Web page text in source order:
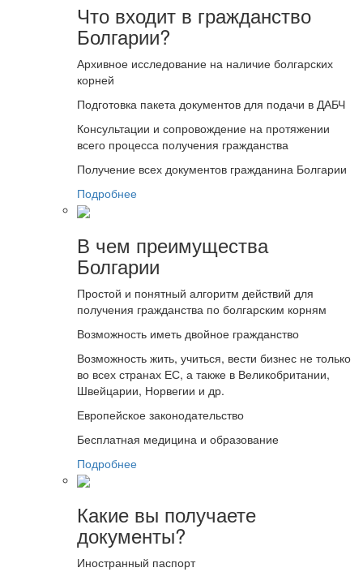
Что входит в гражданство
Болгарии?
Архивное исследование на наличие болгарских
корней
Подготовка пакета документов для подачи в ДАБЧ
Консультации и сопровождение на протяжении
всего процесса получения гражданства
Получение всех документов гражданина Болгарии
Подробнее
В чем преимущества
Болгарии
Простой и понятный алгоритм действий для
получения гражданства по болгарским корням
Возможность иметь двойное гражданство
Возможность жить, учиться, вести бизнес не только
во всех странах ЕС, а также в Великобритании,
Швейцарии, Норвегии и др.
Европейское законодательство
Бесплатная медицина и образование
Подробнее
Какие вы получаете
документы?
Иностранный паспорт